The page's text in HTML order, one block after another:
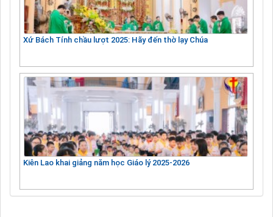
Xứ Bách Tính chầu lượt 2025: Hãy đến thờ lạy Chúa
Kiên Lao khai giảng năm học Giáo lý 2025-2026